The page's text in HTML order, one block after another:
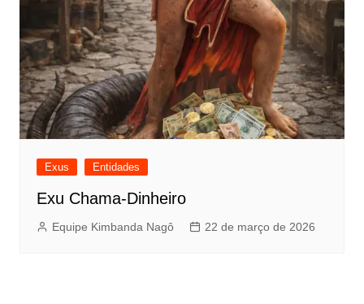
Exus Entidades
Exu Chama-Dinheiro
Equipe Kimbanda Nagô 22 de março de 2026